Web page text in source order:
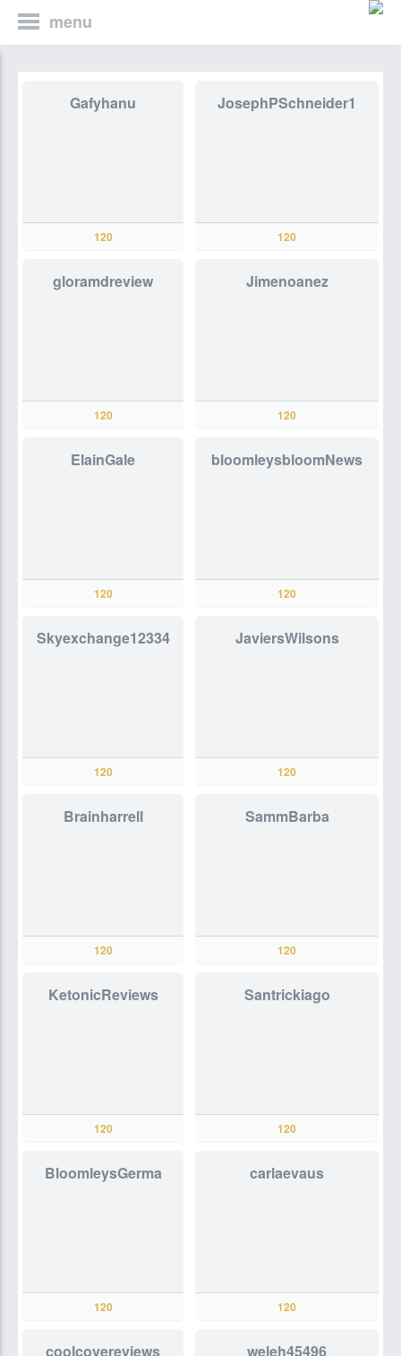
menu
Gafyhanu
120
JosephPSchneider1
120
gloramdreview
120
Jimenoanez
120
ElainGale
120
bloomleysbloomNews
120
Skyexchange12334
120
JaviersWilsons
120
Brainharrell
120
SammBarba
120
KetonicReviews
120
Santrickiago
120
BloomleysGerma
120
carlaevaus
120
coolcovereviews weleh45496